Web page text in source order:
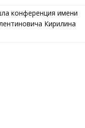
конференция имени
Кирилина